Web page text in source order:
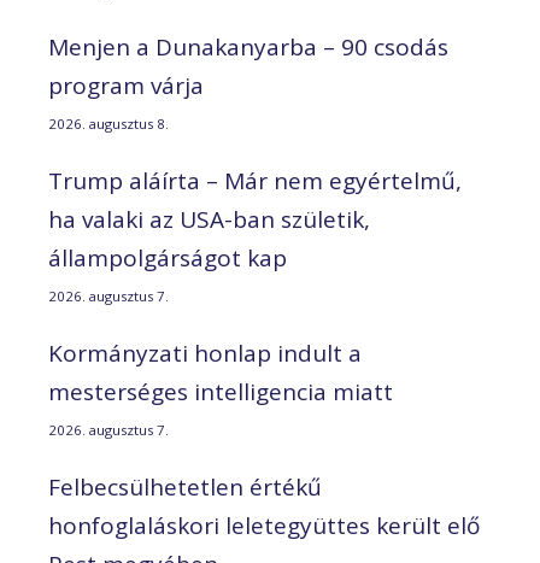
Menjen a Dunakanyarba – 90 csodás
program várja
2026. augusztus 8.
Trump aláírta – Már nem egyértelmű,
ha valaki az USA-ban születik,
állampolgárságot kap
2026. augusztus 7.
Kormányzati honlap indult a
mesterséges intelligencia miatt
2026. augusztus 7.
Felbecsülhetetlen értékű
honfoglaláskori leletegyüttes került elő